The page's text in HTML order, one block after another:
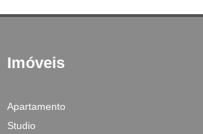
Imóveis
Apartamento
Studio